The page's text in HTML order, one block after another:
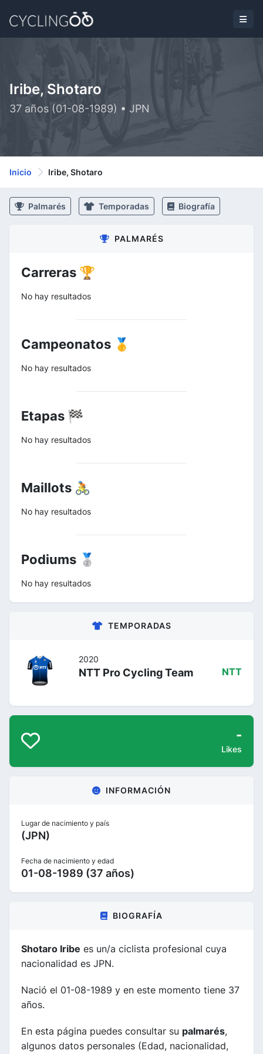
Iribe, Shotaro
37 años (01-08-1989) • JPN
Inicio Iribe, Shotaro
Palmarés Temporadas Biografía
PALMARÉS
Carreras 🏆
No hay resultados
Campeonatos 🥇
No hay resultados
Etapas 🏁
No hay resultados
Maillots 🚴
No hay resultados
Podiums 🥈
No hay resultados
TEMPORADAS
2020
NTT Pro Cycling Team NTT
-
Likes
INFORMACIÓN
Lugar de nacimiento y país
(JPN)
Fecha de nacimiento y edad
01-08-1989 (37 años)
BIOGRAFÍA
Shotaro Iribe es un/a ciclista profesional cuya
nacionalidad es JPN.
Nació el 01-08-1989 y en este momento tiene 37
años.
En esta página puedes consultar su palmarés,
algunos datos personales (Edad, nacionalidad,